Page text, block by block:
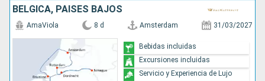
BÉLGICA, PAISES BAJOS
AmaViola 8 d Amsterdam 31/03/2027
Bebidas incluidas
Excursiones incluidas
Servicio y Experiencia de Lujo